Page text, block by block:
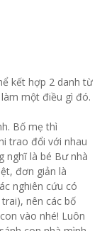
kết hợp 2 danh từ
một điều gì đó.
Bố mẹ thì
trao đổi với nhau
nghĩ là bé Bư nhà
đơn giản là
nghiên cứu có
nên các bố
vào nhé! Luôn